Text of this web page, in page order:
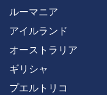
ルーマニア
アイルランド
オーストラリア
ギリシャ
プエルトリコ